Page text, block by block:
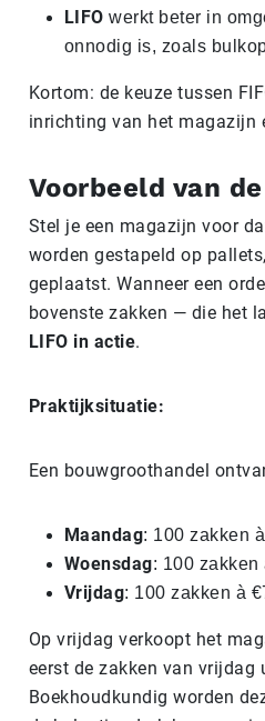
LIFO werkt beter in
onnodig is, zoals
Kortom: de keuze tussen
inrichting van het magazijn
Voorbeeld van
Stel je een magazijn voor
worden gestapeld op
geplaatst. Wanneer een
bovenste zakken — die het
LIFO in actie.
Praktijksituatie:
Een bouwgroothandel
Maandag: 100 zakken
Woensdag: 100 zakken
Vrijdag: 100 zakken à
Op vrijdag verkoopt het
eerst de zakken van vrijdag
Boekhoudkundig worden